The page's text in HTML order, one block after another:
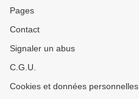
Pages
Contact
Signaler un abus
C.G.U.
Cookies et données personnelles